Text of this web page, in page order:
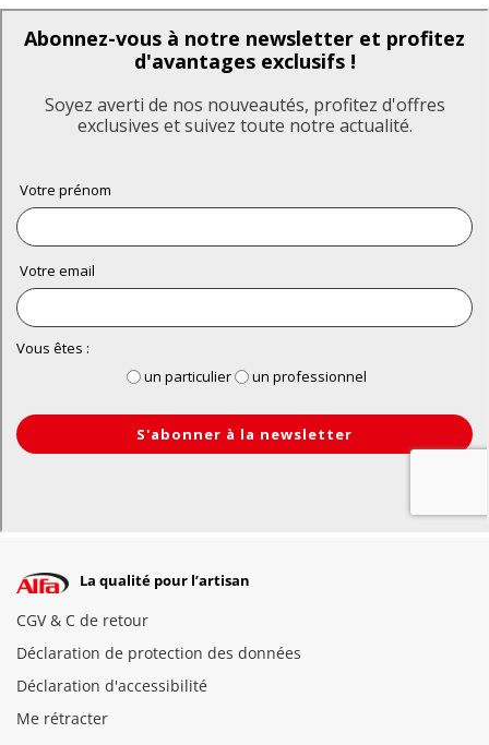
La qualité pour l’artisan
CGV & C de retour
Déclaration de protection des données
Déclaration d'accessibilité
Me rétracter